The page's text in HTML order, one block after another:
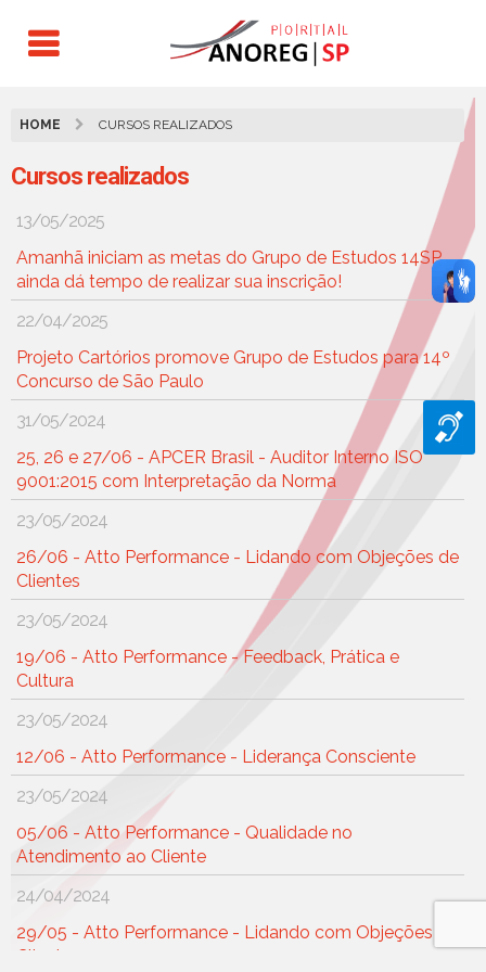
HOME CURSOS REALIZADOS
Cursos realizados
13/05/2025
Amanhã iniciam as metas do Grupo de Estudos 14SP,
ainda dá tempo de realizar sua inscrição!
22/04/2025
Projeto Cartórios promove Grupo de Estudos para 14º
Concurso de São Paulo
31/05/2024
25, 26 e 27/06 - APCER Brasil - Auditor Interno ISO
9001:2015 com Interpretação da Norma
23/05/2024
26/06 - Atto Performance - Lidando com Objeções de
Clientes
23/05/2024
19/06 - Atto Performance - Feedback, Prática e
Cultura
23/05/2024
12/06 - Atto Performance - Liderança Consciente
23/05/2024
05/06 - Atto Performance - Qualidade no
Atendimento ao Cliente
24/04/2024
29/05 - Atto Performance - Lidando com Objeções de
Clientes